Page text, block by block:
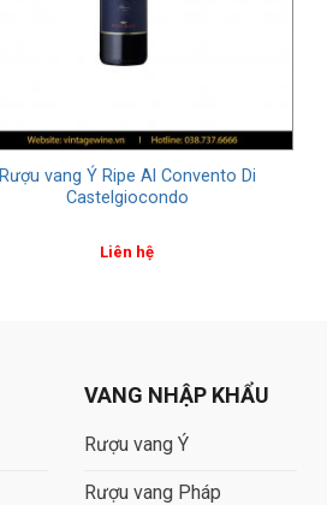
Rượu vang Ý Ripe Al Convento Di
Castelgiocondo
Liên hệ
VANG NHẬP KHẨU
Rượu vang Ý
Rượu vang Pháp